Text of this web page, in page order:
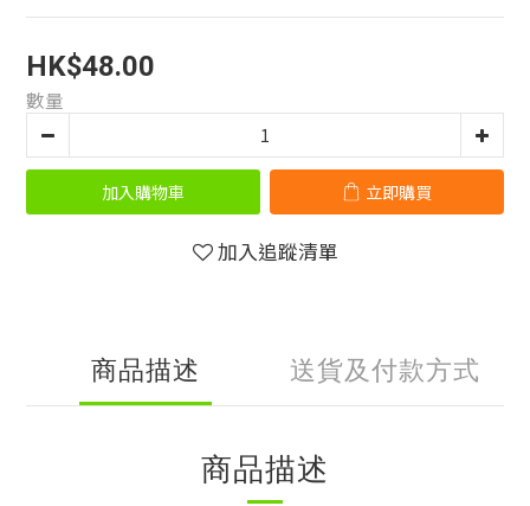
HK$48.00
數量
加入購物車 立即購買
加入追蹤清單
商品描述 送貨及付款方式
商品描述